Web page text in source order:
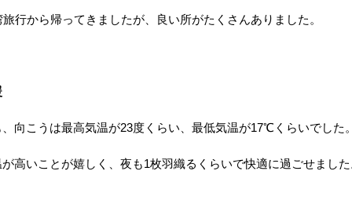
行から帰ってきましたが、良い所がたくさんありました。
向こうは最高気温が23度くらい、最低気温が17℃くらいでした。
高いことが嬉しく、夜も1枚羽織るくらいで快適に過ごせました